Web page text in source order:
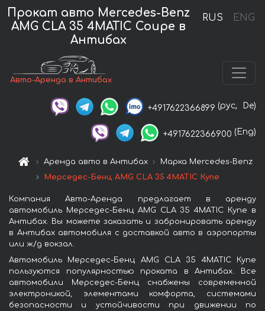
RUS ENG
Прокат авто Mercedes-Benz
AMG CLA 35 4MATIC Coupe в
Антибах
Авто-Аренда в Антибах
+4917622366899 (рус, De)
+4917622366900 (Eng)
Аренда авто в Антибах
Марка Mercedes-Benz
Мерседес-Бенц AMG CLA 35 4MATIC Купе
Компания Авто-Аренда предлагает в аренду
автомобиль Мерседес-Бенц AMG CLA 35 4MATIC Купе в
Антибах. Вы можете заказать и забронировать аренду
в Антибах автомобиля с доставкой авто в аэропорты
или ж/д вокзал.
Автомобиль Мерседес-Бенц AMG CLA 35 4MATIC Купе
пользуются популярностью проката в Антибах. Все
автомобили Мерседес-Бенц снабжены современной
электроникой, элементами комфорта, системами
безопасности и устойчивости при движении по